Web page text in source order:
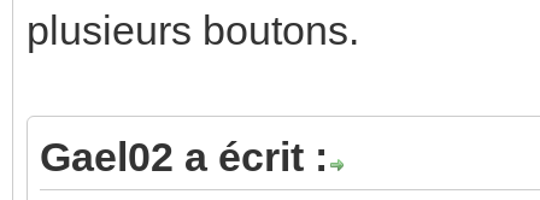
plusieurs boutons.
Gael02 a écrit :